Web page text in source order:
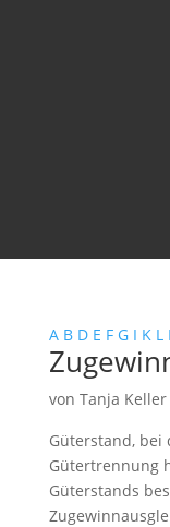
A B D E F G I K L
von Tanja Keller
Güterstand, bei
Gütertrennung
Güterstands